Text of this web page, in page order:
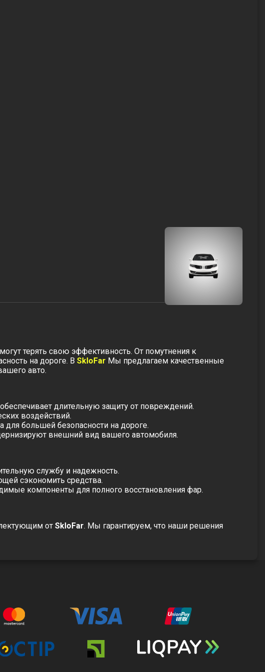
терять свою эффективность. От помутнения к
на дороге. В SkloFar Мы предлагаем качественные
авто.
длительную защиту от повреждений.
воздействий.
большей безопасности на дороге.
внешний вид вашего автомобиля.
службу и надежность.
сэкономить средства.
компоненты для полного восстановления фар.
от SkloFar. Мы гарантируем, что наши решения